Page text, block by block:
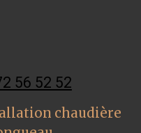
56 52 52
chaudière